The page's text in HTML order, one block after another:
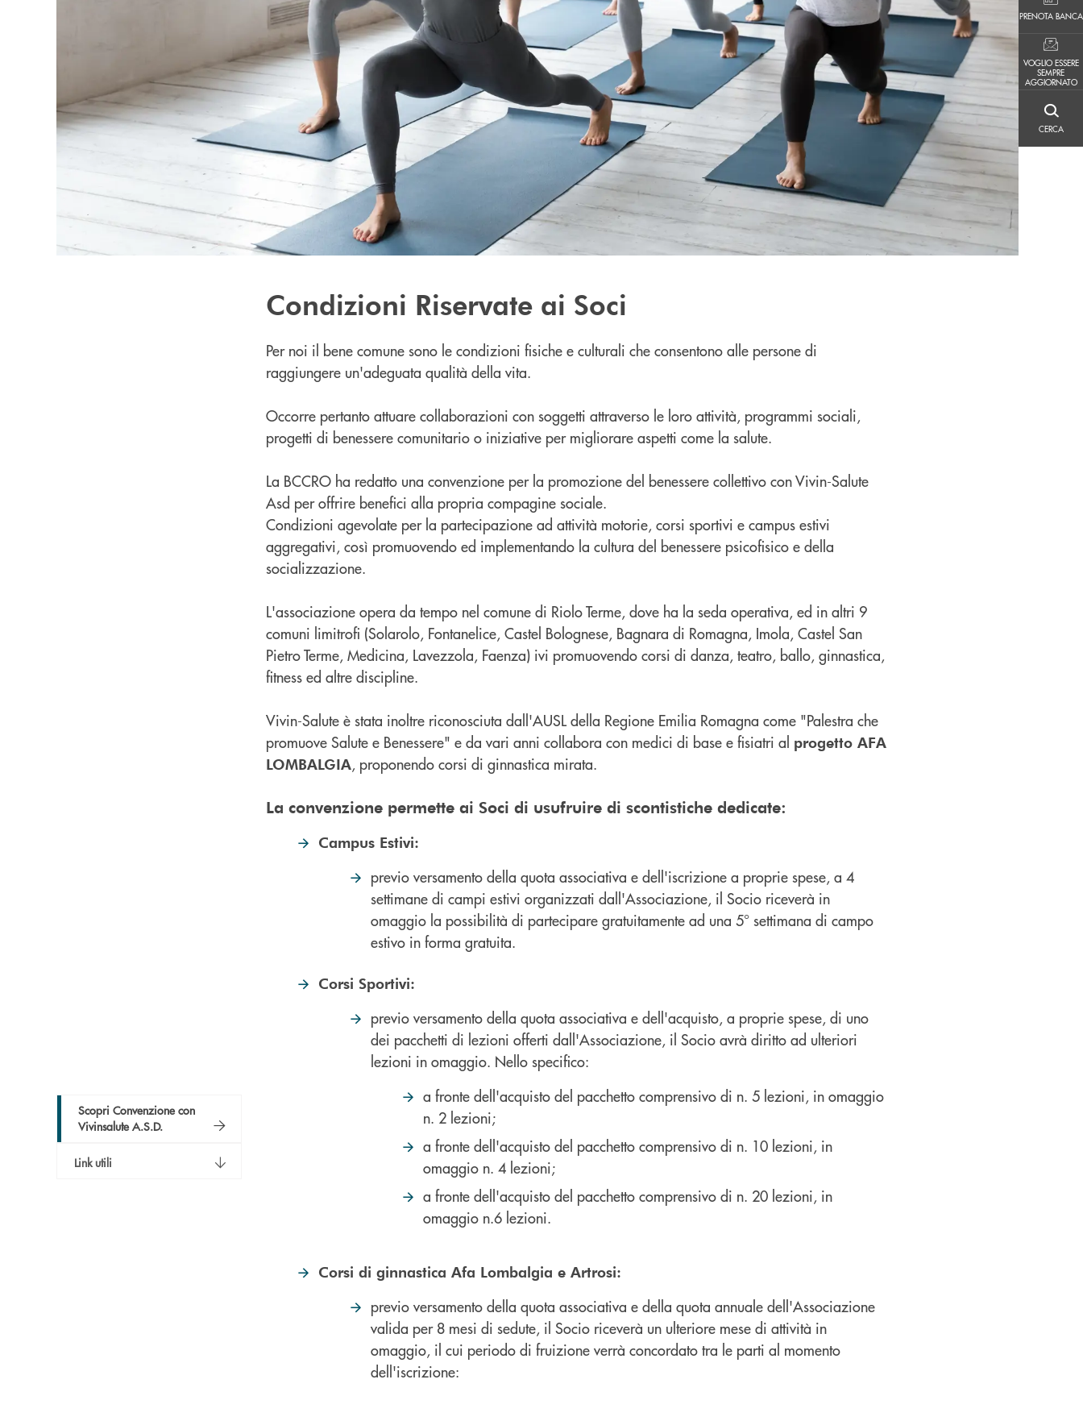
PRENOTA BANCA
PRENOTA BANCA
VOGLIO ESSERE
SEMPRE
AGGIORNATO
VOGLIO ESSERE SEMPRE AGGIORNATO
CERCA
CERCA
Scopri Convenzione con
Vivinsalute A.S.D.
Link utili
Condizioni Riservate ai Soci
Per noi il bene comune sono le condizioni fisiche e culturali che consentono alle persone di
raggiungere un'adeguata qualità della vita.
Occorre pertanto attuare collaborazioni con soggetti attraverso le loro attività, programmi sociali,
progetti di benessere comunitario o iniziative per migliorare aspetti come la salute.
La BCCRO ha redatto una convenzione per la promozione del benessere collettivo con Vivin-Salute
Asd per offrire benefici alla propria compagine sociale.
Condizioni agevolate per la partecipazione ad attività motorie, corsi sportivi e campus estivi
aggregativi, così promuovendo ed implementando la cultura del benessere psicofisico e della
socializzazione.
L'associazione opera da tempo nel comune di Riolo Terme, dove ha la seda operativa, ed in altri 9
comuni limitrofi (Solarolo, Fontanelice, Castel Bolognese, Bagnara di Romagna, Imola, Castel San
Pietro Terme, Medicina, Lavezzola, Faenza) ivi promuovendo corsi di danza, teatro, ballo, ginnastica,
fitness ed altre discipline.
Vivin-Salute è stata inoltre riconosciuta dall'AUSL della Regione Emilia Romagna come "Palestra che
promuove Salute e Benessere" e da vari anni collabora con medici di base e fisiatri al progetto AFA
LOMBALGIA, proponendo corsi di ginnastica mirata.
La convenzione permette ai Soci di usufruire di scontistiche dedicate:
Campus Estivi:
previo versamento della quota associativa e dell'iscrizione a proprie spese, a 4
settimane di campi estivi organizzati dall'Associazione, il Socio riceverà in
omaggio la possibilità di partecipare gratuitamente ad una 5° settimana di campo
estivo in forma gratuita.
Corsi Sportivi:
previo versamento della quota associativa e dell'acquisto, a proprie spese, di uno
dei pacchetti di lezioni offerti dall'Associazione, il Socio avrà diritto ad ulteriori
lezioni in omaggio. Nello specifico:
a fronte dell'acquisto del pacchetto comprensivo di n. 5 lezioni, in omaggio
n. 2 lezioni;
a fronte dell'acquisto del pacchetto comprensivo di n. 10 lezioni, in
omaggio n. 4 lezioni;
a fronte dell'acquisto del pacchetto comprensivo di n. 20 lezioni, in
omaggio n.6 lezioni.
Corsi di ginnastica Afa Lombalgia e Artrosi:
previo versamento della quota associativa e della quota annuale dell'Associazione
valida per 8 mesi di sedute, il Socio riceverà un ulteriore mese di attività in
omaggio, il cui periodo di fruizione verrà concordato tra le parti al momento
dell'iscrizione: